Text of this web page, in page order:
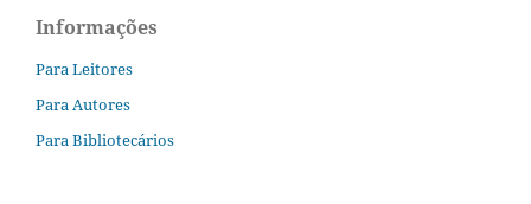
Informações
Para Leitores
Para Autores
Para Bibliotecários